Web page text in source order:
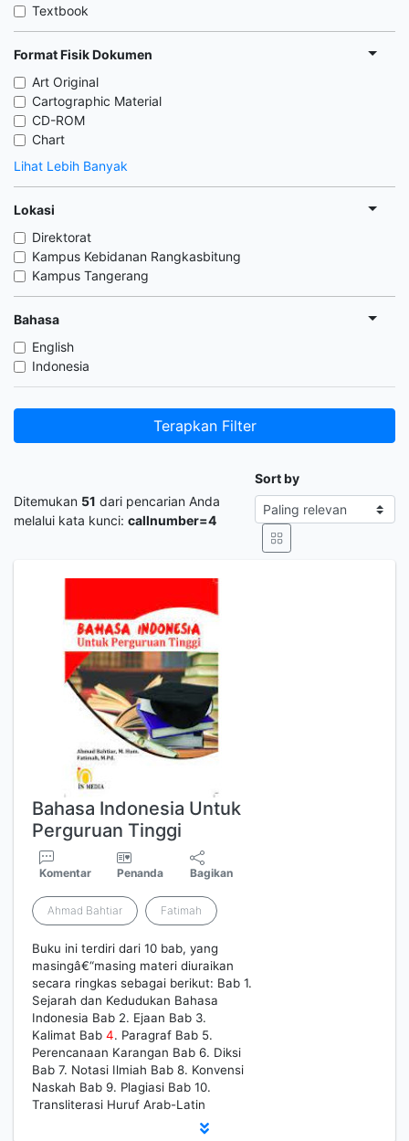
Textbook
Format Fisik Dokumen
Art Original
Cartographic Material
CD-ROM
Chart
Lihat Lebih Banyak
Lokasi
Direktorat
Kampus Kebidanan Rangkasbitung
Kampus Tangerang
Bahasa
English
Indonesia
Terapkan Filter
Ditemukan 51 dari pencarian Anda
melalui kata kunci: callnumber=4
Sort by
Bahasa Indonesia Untuk
Perguruan Tinggi
Komentar Penanda Bagikan
Ahmad Bahtiar Fatimah
Buku ini terdiri dari 10 bab, yang
masingâ€“masing materi diuraikan
secara ringkas sebagai berikut: Bab 1.
Sejarah dan Kedudukan Bahasa
Indonesia Bab 2. Ejaan Bab 3.
Kalimat Bab 4. Paragraf Bab 5.
Perencanaan Karangan Bab 6. Diksi
Bab 7. Notasi Ilmiah Bab 8. Konvensi
Naskah Bab 9. Plagiasi Bab 10.
Transliterasi Huruf Arab-Latin